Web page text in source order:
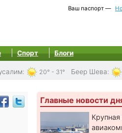
Ваш паспорт —
Спорт Блоги
: 20° - 31° Беер Шева:
Главные новости
Крупная